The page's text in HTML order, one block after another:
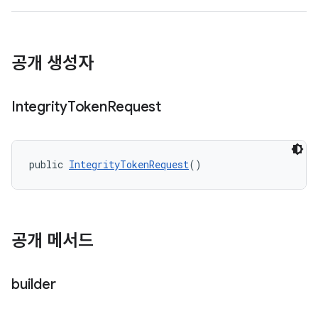
공개 생성자
IntegrityTokenRequest
public IntegrityTokenRequest()
공개 메서드
builder